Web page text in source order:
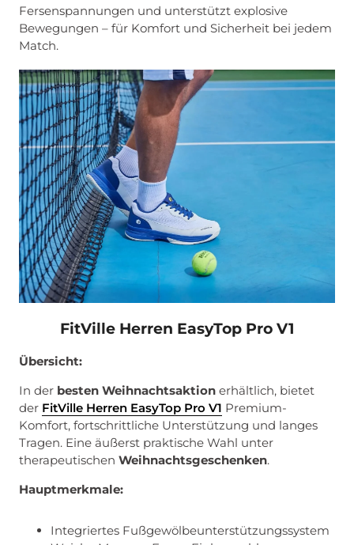
Fersenspannungen und unterstützt explosive
Bewegungen – für Komfort und Sicherheit bei jedem
Match.
FitVille Herren EasyTop Pro V1
Übersicht:
In der besten Weihnachtsaktion erhältlich, bietet
der FitVille Herren EasyTop Pro V1 Premium-
Komfort, fortschrittliche Unterstützung und langes
Tragen. Eine äußerst praktische Wahl unter
therapeutischenWeihnachtsgeschenken.
Hauptmerkmale:
Integriertes Fußgewölbeunterstützungssystem